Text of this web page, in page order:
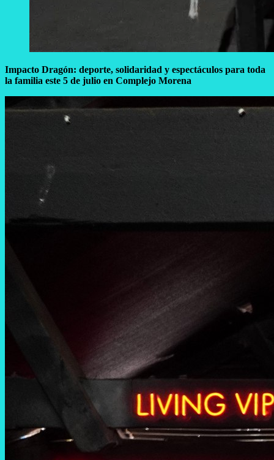
Impacto Dragón: deporte, solidaridad y espectáculos para toda
la familia este 5 de julio en Complejo Morena